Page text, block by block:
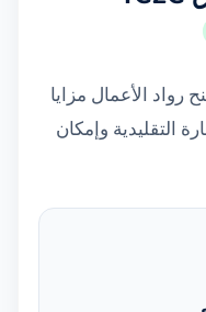
رواد الأعمال مزايا
التقليدية وإمكان